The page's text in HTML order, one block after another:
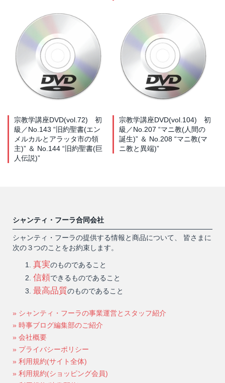
宗教学講座DVD(vol.72) 初
級／No.143 “旧約聖書(エン
メルカルとアラッタ市の領
主)” ＆ No.144 “旧約聖書(巨
人伝説)”
宗教学講座DVD(vol.104) 初
級／No.207 “マニ教(人間の
誕生)” ＆ No.208 “マニ教(マ
ニ教と異端)”
シャンティ・フーラ合同会社
シャンティ・フーラの提供する情報と商品について、 皆さまに
次の３つのことをお約束します。
真実のものであること
信頼できるものであること
最高品質のものであること
» シャンティ・フーラの事業運営とスタッフ紹介
» 時事ブログ編集部のご紹介
» 会社概要
» プライバシーポリシー
» 利用規約(サイト全体)
» 利用規約(ショッピング会員)